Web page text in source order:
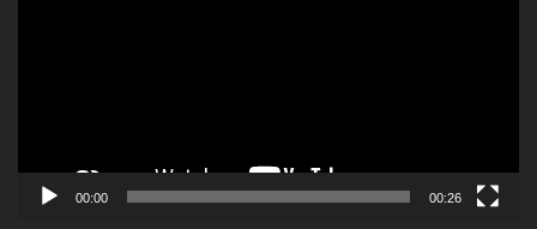
00:00 00:26